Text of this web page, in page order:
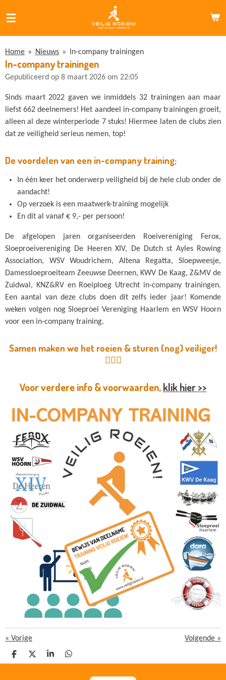
direct
naar
de
hoofdinhoud
Home » Nieuws » In-company trainingen
In-company trainingen
Gepubliceerd op 8 maart 2026 om 22:05
Sinds maart 2022 gaven we inmiddels 32 trainingen aan maar
liefst 662 deelnemers! Het aandeel in-company trainingen groeit,
alleen al deze winterperiode 7 stuks! Hiermee laten de clubs zien
dat ze veiligheid serieus nemen, top!
De voordelen van een in-company training;
In één keer het onderwerp veiligheid bij de hele club onder de
aandacht!
Op verzoek is een maatwerk-training mogelijk
En dit al vanaf € 9,- per persoon!
De afgelopen jaren organiseerden Roeivereniging Ferox,
Sloeproeivereniging De Heeren XIV, De Dutch st Ayles Rowing
Association, WSV Woudrichem, Altena Regatta, Sloepweesje,
Damessloeproeiteam Zeeuwse Deernen, KWV De Kaag, Z&MV de
Zuidwal, KNZ&RV en Roeiploeg Utrecht in-company trainingen.
Een aantal van deze clubs doen dit zelfs ieder jaar! Komende
weken volgen nog Sloeproei Vereniging Haarlem en WSV Hoorn
voor een in-company training.
Samen maken we het roeien & sturen (nog) veiliger!
👍🏻😊
Voor verdere info & voorwaarden, klik hier >>
« Vorige Volgende »
D
E
D
E
S
H
D
E